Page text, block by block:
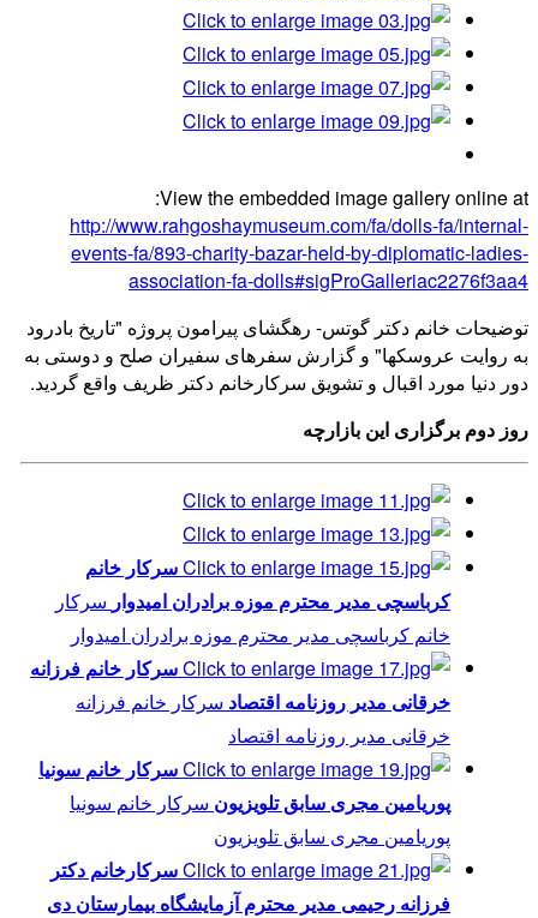
View the embedded image gallery online at:
http://www.rahgoshaymuseum.com/fa/dolls-fa/internal-
events-fa/893-charity-bazar-held-by-diplomatic-ladies-
association-fa-dolls#sigProGalleriac2276f3aa4
توضیحات خانم دکتر گوتس- رهگشای پیرامون پروژه "تاریخ بادرود
به روایت عروسکها" و گزارش سفرهای سفیران صلح و دوستی به
دور دنیا مورد اقبال و تشویق سرکارخانم دکتر ظریف واقع گردید.
روز دوم برگزاری این بازارچه
سركار خانم
كرباسچی مدير محترم موزه برادران اميدوار سركار
خانم كرباسچی مدير محترم موزه برادران اميدوار
سركار خانم فرزانه
خرقانی مدير روزنامه اقتصاد سركار خانم فرزانه
خرقانی مدير روزنامه اقتصاد
سركار خانم سونیا
پوریامین مجری سابق تلويزيون سركار خانم سونیا
پوریامین مجری سابق تلويزيون
سركارخانم دكتر
فرزانه رحیمی مدير محترم آزمايشگاه بیمارستان دی